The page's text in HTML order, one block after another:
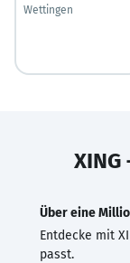
Wettingen
Über eine
Entdecke mit
passt.